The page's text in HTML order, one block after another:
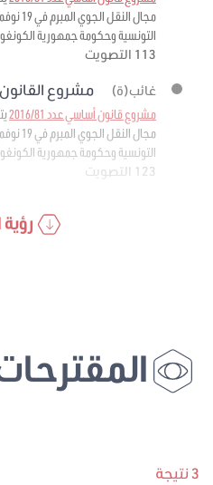
التونسية وحكومة جمهورية الكونغو
113 التصويت
غائب(ة) مشروع القانون
مشروع قانون أساسي عدد 2016/81
التونسية وحكومة جمهورية الكونغو
123 التصويت
رؤية
3 نتيجة